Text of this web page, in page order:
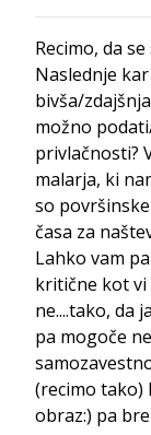
Recimo, da
Naslednje kar
bivša/
možno
privlačnosti?
malarja, ki
so
časa za
Lahko vam
kritične kot vi
ne....tako, da
pa mogoče
(recimo tako)
obraz:) pa